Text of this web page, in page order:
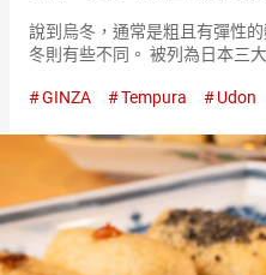
說到烏冬，通常是粗且有彈性
冬則有些不同。 被列為日本三
長，因此舌觸感良好，順滑的口
GINZA Tempura Udon